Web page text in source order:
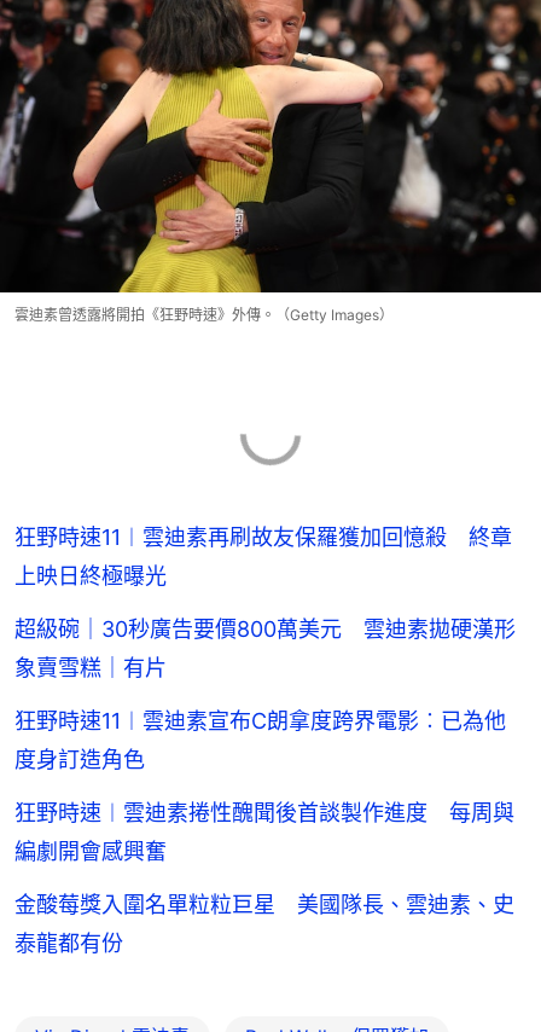
雲迪素曾透露將開拍《狂野時速》外傳。（Getty Images）
狂野時速11︱雲迪素再刷故友保羅獲加回憶殺 終章
上映日終極曝光
超級碗｜30秒廣告要價800萬美元 雲迪素拋硬漢形
象賣雪糕｜有片
狂野時速11︱雲迪素宣布C朗拿度跨界電影︰已為他
度身訂造角色
狂野時速︱雲迪素捲性醜聞後首談製作進度 每周與
編劇開會感興奮
金酸莓獎入圍名單粒粒巨星 美國隊長、雲迪素、史
泰龍都有份